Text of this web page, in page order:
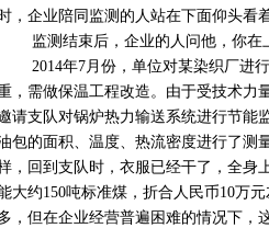
，企业陪同监测的人站在下面仰头看
监测结束后，企业的人问他，你
2014年7月份，单位对某染织厂进
，需做保温工程改造。由于受技术力
请支队对锅炉热力输送系统进行节能
包的面积、温度、热流密度进行了测
，回到支队时，衣服已经干了，全身
大约150吨标准煤，折合人民币10万元
，但在企业经营普遍困难的情况下，